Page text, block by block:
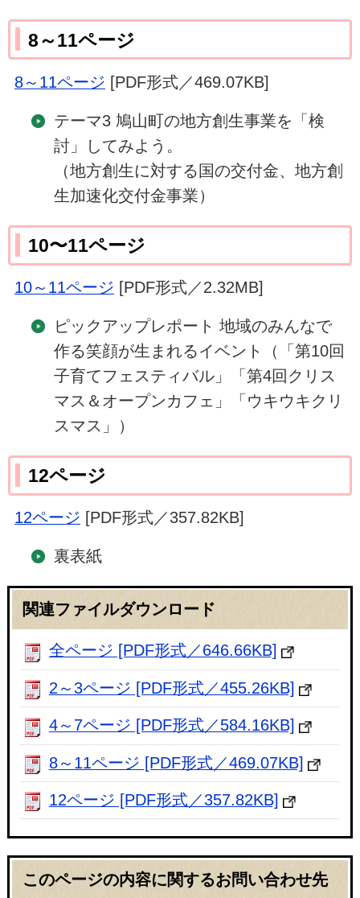
8～11ページ
8～11ページ [PDF形式／469.07KB]
テーマ3 鳩山町の地方創生事業を「検
討」してみよう。
（地方創生に対する国の交付金、地方創
生加速化交付金事業）
10〜11ページ
10～11ページ [PDF形式／2.32MB]
ピックアップレポート 地域のみんなで
作る笑顔が生まれるイベント（「第10回
子育てフェスティバル」「第4回クリス
マス＆オープンカフェ」「ウキウキクリ
スマス」）
12ページ
12ページ [PDF形式／357.82KB]
裏表紙
関連ファイルダウンロード
全ページ [PDF形式／646.66KB]
2～3ページ [PDF形式／455.26KB]
4～7ページ [PDF形式／584.16KB]
8～11ページ [PDF形式／469.07KB]
12ページ [PDF形式／357.82KB]
このページの内容に関するお問い合わせ先